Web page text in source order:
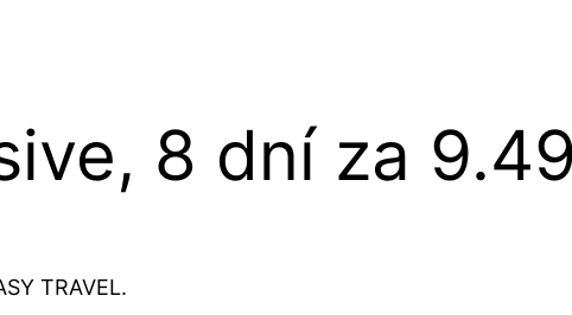
8 dní za
TRAVEL.